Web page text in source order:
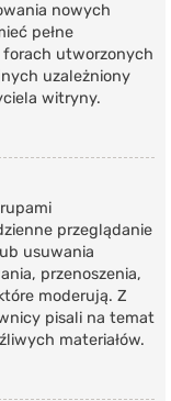
nowych
pełne
utworzonych
uzależniony
witryny.
przeglądanie
usuwania
przenoszenia,
moderują. Z
pisali na temat
materiałów.